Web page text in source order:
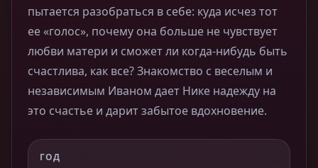
пытается разобраться в себе: куда исчез тот
ее «голос», почему она больше не чувствует
любви матери и сможет ли когда-нибудь быть
счастлива, как все? Знакомство с веселым и
независимым Иваном дает Нике надежду на
это счастье и дарит забытое вдохновение.
ГОД